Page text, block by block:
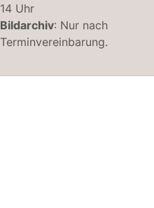
14 Uhr
Bildarchiv: Nur nach
Terminvereinbarung.